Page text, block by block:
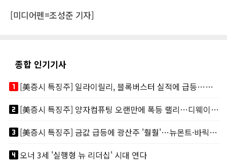
[미디어펜=조성준 기자]
종합 인기기사
looks_one
[美증시 특징주] 일라이릴리, 블록버스터 실적에 급등…마운자로 매출 폭발
looks_two
[美증시 특징주] 양자컴퓨팅 오랜만에 폭등 랠리…디웨이브·아이온큐 주도
looks_3
[美증시 특징주] 금값 급등에 광산주 '훨훨'…뉴몬트·바릭마이닝 주도
looks_4오너 3세 '실행형 뉴 리더십' 시대 연다